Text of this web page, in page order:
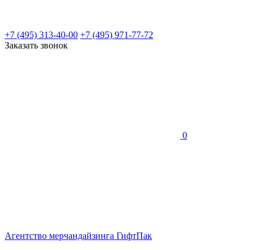
+7 (495) 313-40-00 +7 (495) 971-77-72
Заказать звонок
0
Агентство мерчандайзинга ГифтПак